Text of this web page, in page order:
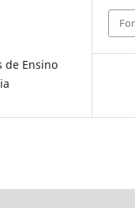
de Ensino